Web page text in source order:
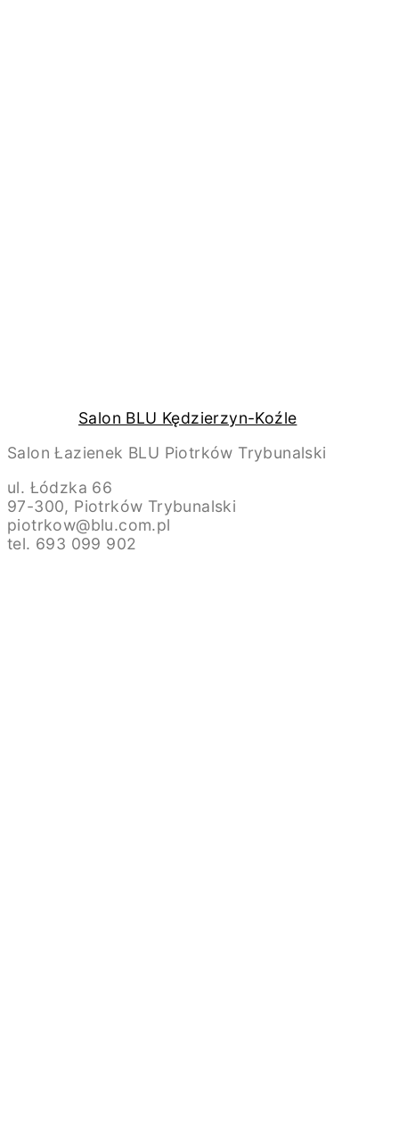
Salon BLU Kędzierzyn-Koźle
Salon Łazienek BLU Piotrków Trybunalski
ul. Łódzka 66
97-300, Piotrków Trybunalski
piotrkow@blu.com.pl
tel. 693 099 902